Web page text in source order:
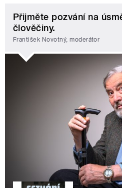
Přijměte pozvání na
člověčiny.
František Novotný, moderátor